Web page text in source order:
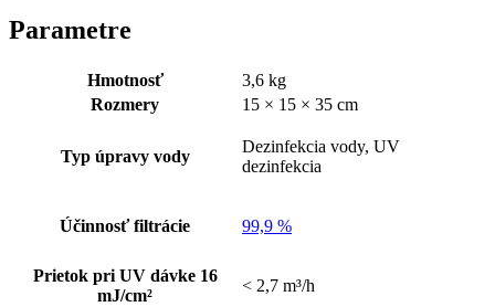
Parametre
Hmotnosť
3,6 kg
Rozmery
15 × 15 × 35 cm
Typ úpravy vody
Dezinfekcia vody, UV
dezinfekcia
Účinnosť filtrácie 99,9 %
Prietok pri UV dávke 16
mJ/cm²
< 2,7 m³/h